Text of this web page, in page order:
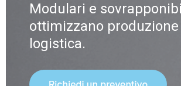
Modulari e
ottimizzano produzione
logistica.